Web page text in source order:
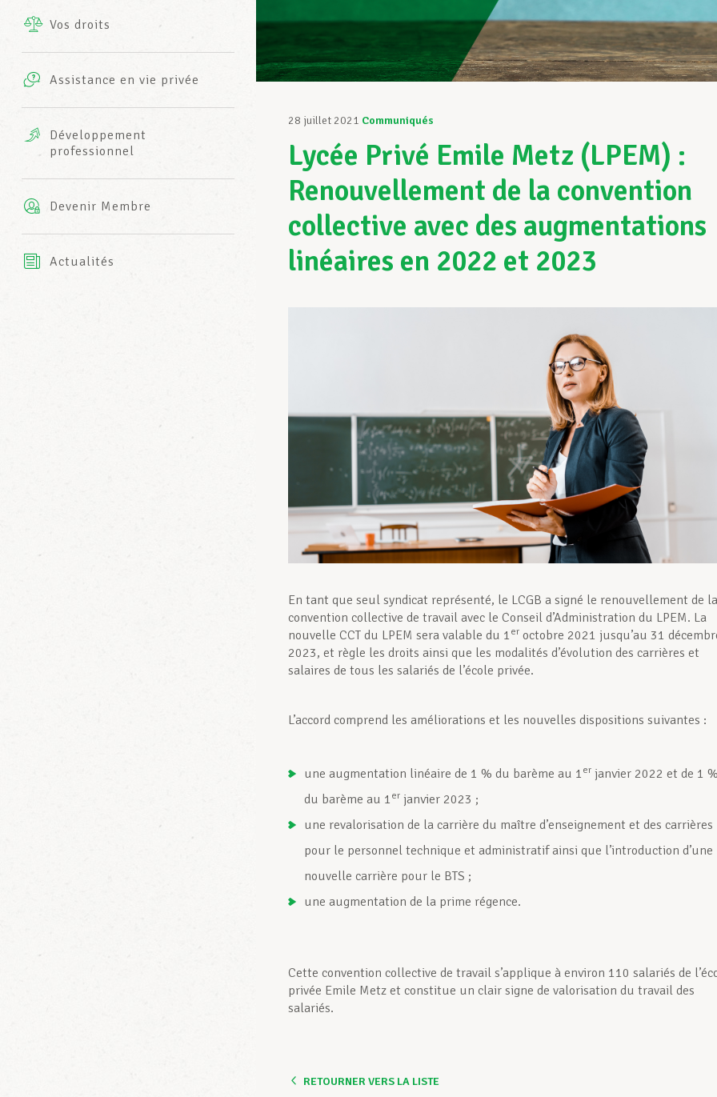
INFO-CENTER
Vos droits
Assistance en vie privée
complémentaires
AXA
Développement
professionnel
Devenir Membre
Actualités
28 juillet 2021 Communiqués
Lycée Privé Emile Metz (LPEM) :
Renouvellement de la convention
collective avec des augmentations
linéaires en 2022 et 2023
En tant que seul syndicat représenté, le LCGB a signé le renouvellement de la
convention collective de travail avec le Conseil d’Administration du LPEM. La
nouvelle CCT du LPEM sera valable du 1 er octobre 2021 jusqu’au 31
2023, et règle les droits ainsi que les modalités d’évolution des carrières et
salaires de tous les salariés de l’école privée.
L’accord comprend les améliorations et les nouvelles dispositions suivantes :
une augmentation linéaire de 1 % du barème au 1 er janvier 2022 et de 1
du barème au 1 er janvier 2023 ;
une revalorisation de la carrière du maître d’enseignement et des carrières
pour le personnel technique et administratif ainsi que l’introduction d’une
nouvelle carrière pour le BTS ;
une augmentation de la prime régence.
Cette convention collective de travail s’applique à environ 110 salariés de
privée Emile Metz et constitue un clair signe de valorisation du travail des
salariés.
RETOURNER VERS LA LISTE